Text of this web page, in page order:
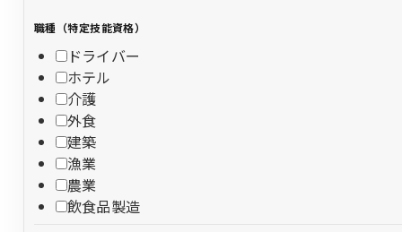
職種（特定技能資格）
ドライバー
ホテル
介護
外食
建築
漁業
農業
飲食品製造